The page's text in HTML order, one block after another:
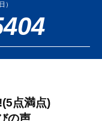
）
(5点満点)
の声